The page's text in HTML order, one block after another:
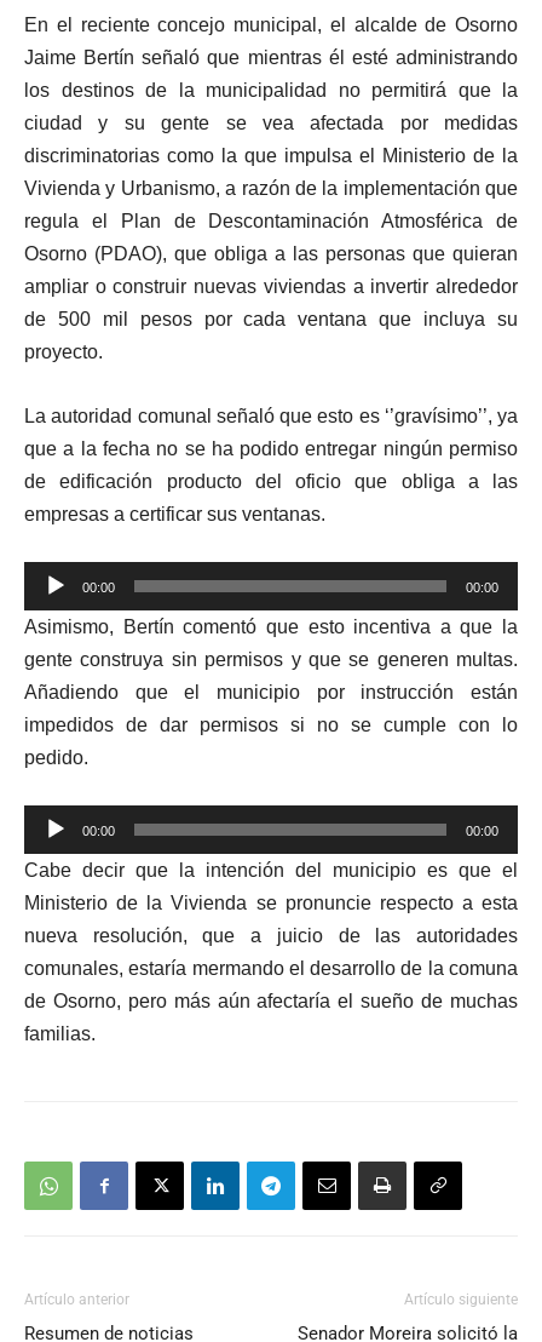
En el reciente concejo municipal, el alcalde de Osorno
Jaime Bertín señaló que mientras él esté administrando
los destinos de la municipalidad no permitirá que la
ciudad y su gente se vea afectada por medidas
discriminatorias como la que impulsa el Ministerio de la
Vivienda y Urbanismo, a razón de la implementación que
regula el Plan de Descontaminación Atmosférica de
Osorno (PDAO), que obliga a las personas que quieran
ampliar o construir nuevas viviendas a invertir alrededor
de 500 mil pesos por cada ventana que incluya su
proyecto.
La autoridad comunal señaló que esto es ‘’gravísimo’’, ya
que a la fecha no se ha podido entregar ningún permiso
de edificación producto del oficio que obliga a las
empresas a certificar sus ventanas.
Reproductor
de
audio
00:00 00:00
Asimismo, Bertín comentó que esto incentiva a que la
gente construya sin permisos y que se generen multas.
Añadiendo que el municipio por instrucción están
impedidos de dar permisos si no se cumple con lo
pedido.
Reproductor
de
audio
00:00 00:00
Cabe decir que la intención del municipio es que el
Ministerio de la Vivienda se pronuncie respecto a esta
nueva resolución, que a juicio de las autoridades
comunales, estaría mermando el desarrollo de la comuna
de Osorno, pero más aún afectaría el sueño de muchas
familias.
Artículo anterior
Resumen de noticias
Artículo siguiente
Senador Moreira solicitó la